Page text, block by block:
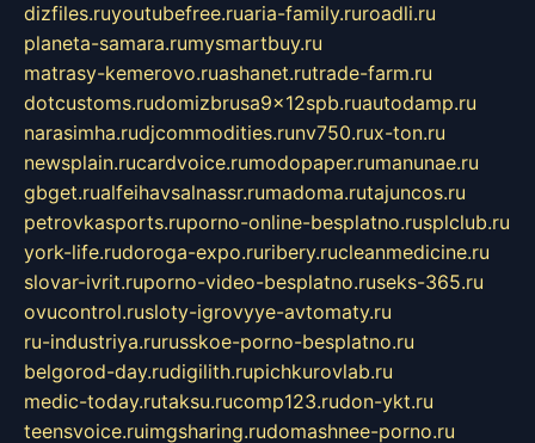
dizfiles.ruyoutubefree.ruaria-family.ruroadli.ru
planeta-samara.rumysmartbuy.ru
matrasy-kemerovo.ruashanet.rutrade-farm.ru
dotcustoms.rudomizbrusa9x12spb.ruautodamp.ru
narasimha.rudjcommodities.runv750.rux-ton.ru
newsplain.rucardvoice.rumodopaper.rumanunae.ru
gbget.rualfeihavsalnassr.rumadoma.rutajuncos.ru
petrovkasports.ruporno-online-besplatno.rusplclub.ru
york-life.rudoroga-expo.ruribery.rucleanmedicine.ru
slovar-ivrit.ruporno-video-besplatno.ruseks-365.ru
ovucontrol.rusloty-igrovyye-avtomaty.ru
ru-industriya.rurusskoe-porno-besplatno.ru
belgorod-day.rudigilith.rupichkurovlab.ru
medic-today.rutaksu.rucomp123.rudon-ykt.ru
teensvoice.ruimgsharing.rudomashnee-porno.ru